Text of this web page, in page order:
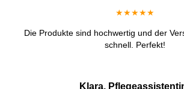
★★★★★
Die Produkte sind hochwertig und der
schnell. Perfekt!
Klara,